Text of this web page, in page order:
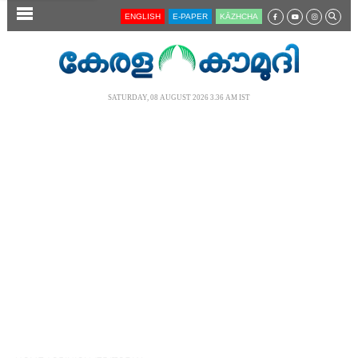
SECTIONS ENGLISH E-PAPER KĀZHCHA
SATURDAY, 08 AUGUST 2026 3.36 AM IST